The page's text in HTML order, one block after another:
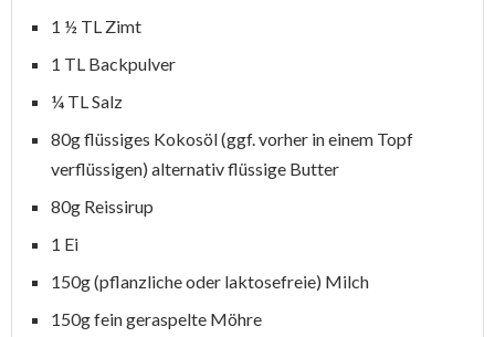
1 ½ TL Zimt
1 TL Backpulver
¼ TL Salz
80g flüssiges Kokosöl (ggf. vorher in einem Topf
verflüssigen) alternativ flüssige Butter
80g Reissirup
1 Ei
150g (pflanzliche oder laktosefreie) Milch
150g fein geraspelte Möhre